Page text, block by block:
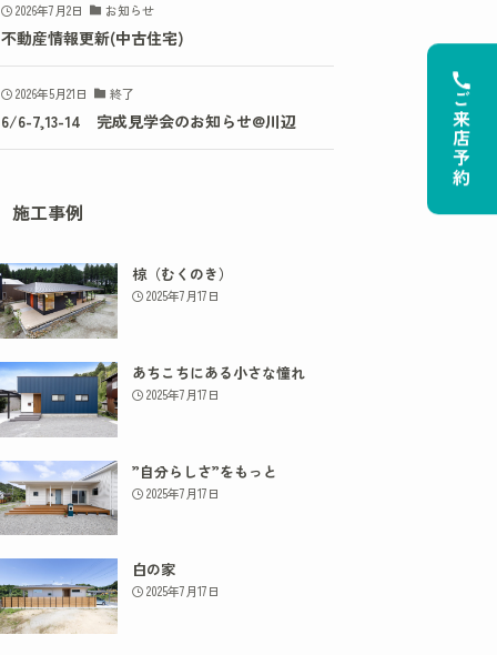
2026年7月2日 お知らせ
不動産情報更新(中古住宅)
2026年5月21日 終了
6/6-7,13-14 完成見学会のお知らせ@川辺
施工事例
椋（むくのき）
2025年7月17日
あちこちにある小さな憧れ
2025年7月17日
”自分らしさ”をもっと
2025年7月17日
白の家
2025年7月17日
ご来店予約